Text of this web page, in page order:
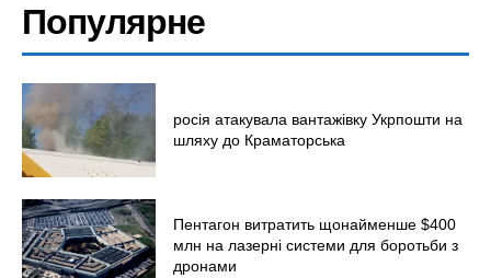
Популярне
росія атакувала вантажівку Укрпошти на
шляху до Краматорська
Пентагон витратить щонайменше $400
млн на лазерні системи для боротьби з
дронами